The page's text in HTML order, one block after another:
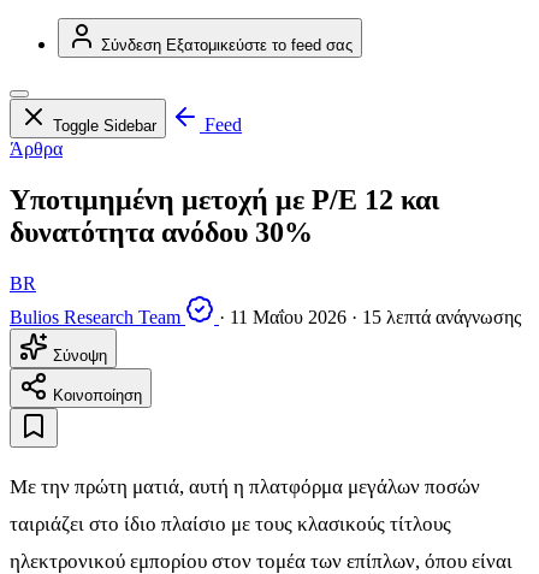
Σύνδεση Εξατομικεύστε το feed σας
Toggle Sidebar
Feed
Άρθρα
Υποτιμημένη μετοχή με P/E 12 και
δυνατότητα ανόδου 30%
BR
Bulios Research Team
· 11 Μαΐου 2026 · 15 λεπτά ανάγνωσης
Σύνοψη
Κοινοποίηση
Με την πρώτη ματιά, αυτή η πλατφόρμα μεγάλων ποσών
ταιριάζει στο ίδιο πλαίσιο με τους κλασικούς τίτλους
ηλεκτρονικού εμπορίου στον τομέα των επίπλων, όπου είναι